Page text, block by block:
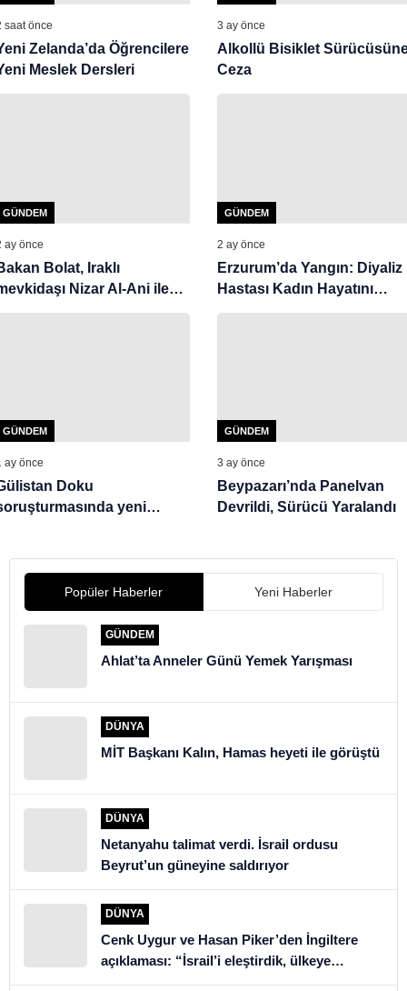
saat önce
Zelanda’da Öğrencilere
Meslek Dersleri
3 ay önce
Alkollü Bisiklet
Ceza
GÜNDEM
ay önce
Bolat, Iraklı
Nizar Al-Ani ile
GÜNDEM
2 ay önce
Erzurum’da Yangın: Diyaliz
Hastası Kadın Hayatını
Kaybetti
GÜNDEM
ay önce
Doku
yeni
GÜNDEM
3 ay önce
Beypazarı’nda Panelvan
Devrildi, Sürücü Yaralandı
Popüler Haberler Yeni Haberler
GÜNDEM
Ahlat’ta Anneler Günü Yemek Yarışması
DÜNYA
MİT Başkanı Kalın, Hamas heyeti ile görüştü
DÜNYA
Netanyahu talimat verdi. İsrail ordusu
Beyrut’un güneyine saldırıyor
DÜNYA
Cenk Uygur ve Hasan Piker’den İngiltere
açıklaması: “İsrail’i eleştirdik, ülkeye
alınmadık”